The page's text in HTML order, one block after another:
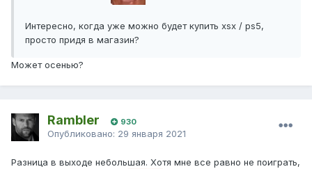
Интересно, когда уже можно будет купить xsx / ps5,
просто придя в магазин?
Может осенью?
Rambler 930
Опубликовано: 29 января 2021
Разница в выходе небольшая. Хотя мне все равно не поиграть,